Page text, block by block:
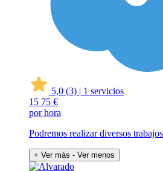
5,0 (3) | 1 servicios
15 75 €
por hora
Podremos realizar diversos
+ Ver más - Ver menos